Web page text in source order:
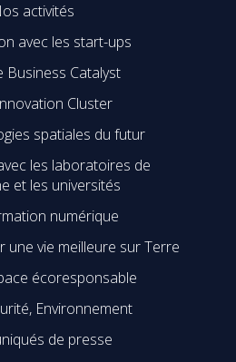
activités
avec les start-ups
Business Catalyst
Cluster
spatiales du futur
les laboratoires de
et les universités
numérique
une vie meilleure sur Terre
écoresponsable
Environnement
de presse